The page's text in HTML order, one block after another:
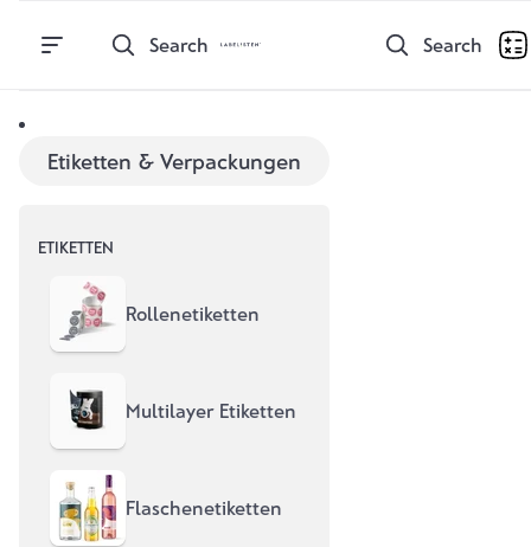
Search Search
Etiketten & Verpackungen
ETIKETTEN
Rollenetiketten
Multilayer Etiketten
Flaschenetiketten
Lebensmitteletiketten
drucken lassen
Jetzt Musterpaket anfordern